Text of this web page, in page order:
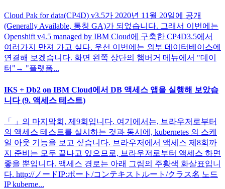
Cloud Pak for data(CP4D) v3.5가 2020년 11월 20일에 공개
(Generally Available, 통칭 GA)가 되었습니다. 그래서 이번에는
Openshift v4.5 managed by IBM Cloud에 구축한 CP4D3.5에서
여러가지 만져 가고 싶다. 우선 이번에는 외부 데이터베이스에
연결해 보겠습니다. 화면 왼쪽 상단의 햄버거 메뉴에서 "데이
터"→ "플랫폼...
IKS + Db2 on IBM Cloud에서 DB 액세스 앱을 실행해 보았습
니다 (9. 액세스 테스트)
「 」의 마지막회, 제9회입니다. 여기에서는, 브라우저로부터
의 액세스 테스트를 실시하는 것과 동시에, kubernetes 의 스케
일 아웃 기능을 보고 싶습니다. 브라우저에서 액세스 제8회까
지 준비는 모두 끝나고 있으므로, 브라우저로부터 액세스 하면
좋을 뿐입니다. 액세스 경로는 아래 그림의 주황색 화살표입니
다. http://ノードIP:ポート/コンテキストルート/クラス名 노드
IP kuberne...